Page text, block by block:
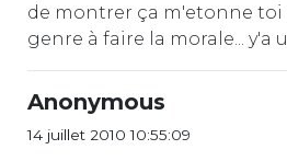
de montrer ça m'etonne
genre à faire la morale... y'a
Anonymous
14 juillet 2010 10:55:09